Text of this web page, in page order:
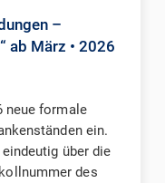
–
ab März • 2026
neue formale
ein.
über die
des